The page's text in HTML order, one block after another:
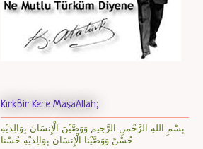
KırkBir Kere MaşaAllah;
بِسْمِ اللهِ الرَّحْمنِ الرَّحِيم وَوَصَّيْنَ الْإِنسَانَ بِوَالِدَيْهِ
حُسْنً وَوَصَّيْنَا الْإِنسَانَ بِوَالِدَيْهِ حُسْنا